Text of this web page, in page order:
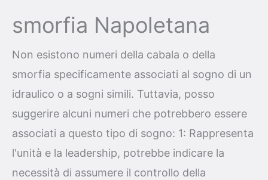
smorfia Napoletana
Non esistono numeri della cabala o della
smorfia specificamente associati al sogno di un
idraulico o a sogni simili. Tuttavia, posso
suggerire alcuni numeri che potrebbero essere
associati a questo tipo di sogno: 1: Rappresenta
l'unità e la leadership, potrebbe indicare la
necessità di assumere il controllo della